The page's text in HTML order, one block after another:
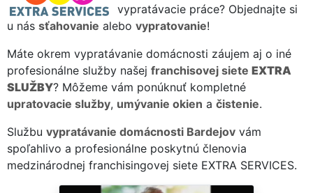
vypratávacie práce? Objednajte si
u nás sťahovanie alebo vypratovanie!
Máte okrem vypratávanie domácnosti záujem aj o iné
profesionálne služby našej franchisovej siete EXTRA
SLUŽBY? Môžeme vám ponúknuť kompletné
upratovacie služby, umývanie okien a čistenie.
Službu vypratávanie domácnosti Bardejov vám
spoľahlivo a profesionálne poskytnú členovia
medzinárodnej franchisingovej siete EXTRA SERVICES.